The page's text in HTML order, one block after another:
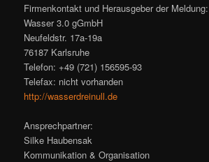
Firmenkontakt und Herausgeber der Meldung:
Wasser 3.0 gGmbH
Neufeldstr. 17a-19a
76187 Karlsruhe
Telefon: +49 (721) 156595-93
Telefax: nicht vorhanden
http://wasserdreinull.de
Ansprechpartner:
Silke Haubensak
Kommunikation & Organisation